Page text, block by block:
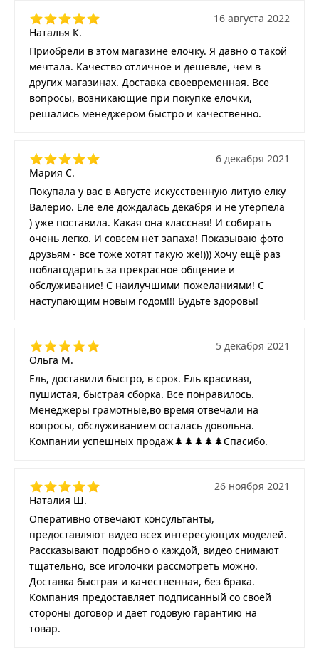
Наталья К.
16 августа 2022
Приобрели в этом магазине елочку. Я давно о такой
мечтала. Качество отличное и дешевле, чем в
других магазинах. Доставка своевременная. Все
вопросы, возникающие при покупке елочки,
решались менеджером быстро и качественно.
Мария С.
6 декабря 2021
Покупала у вас в Августе искусственную литую елку
Валерио. Еле еле дождалась декабря и не утерпела
) уже поставила. Какая она классная! И собирать
очень легко. И совсем нет запаха! Показываю фото
друзьям - все тоже хотят такую же!))) Хочу ещё раз
поблагодарить за прекрасное общение и
обслуживание! С наилучшими пожеланиями! С
наступающим новым годом!!! Будьте здоровы!
Ольга М.
5 декабря 2021
Ель, доставили быстро, в срок. Ель красивая,
пушистая, быстрая сборка. Все понравилось.
Менеджеры грамотные,во время отвечали на
вопросы, обслуживанием осталась довольна.
Компании успешных продаж🌲🌲🌲🌲🌲Спасибо.
Наталия Ш.
26 ноября 2021
Оперативно отвечают консультанты,
предоставляют видео всех интересующих моделей.
Рассказывают подробно о каждой, видео снимают
тщательно, все иголочки рассмотреть можно.
Доставка быстрая и качественная, без брака.
Компания предоставляет подписанный со своей
стороны договор и дает годовую гарантию на
товар.